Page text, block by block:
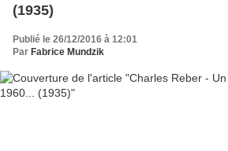
(1935)
Publié le 26/12/2016 à 12:01
Par Fabrice Mundzik